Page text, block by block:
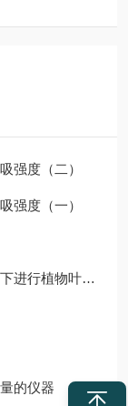
强度（二）
强度（一）
物叶绿素测量
的仪器